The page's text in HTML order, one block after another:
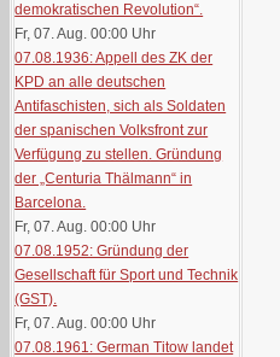
demokratischen Revolution“.
Fr, 07. Aug. 00:00 Uhr
07.08.1936: Appell des ZK der
KPD an alle deutschen
Antifaschisten, sich als Soldaten
der spanischen Volksfront zur
Verfügung zu stellen. Gründung
der „Centuria Thälmann“ in
Barcelona.
Fr, 07. Aug. 00:00 Uhr
07.08.1952: Gründung der
Gesellschaft für Sport und Technik
(GST).
Fr, 07. Aug. 00:00 Uhr
07.08.1961: German Titow landet